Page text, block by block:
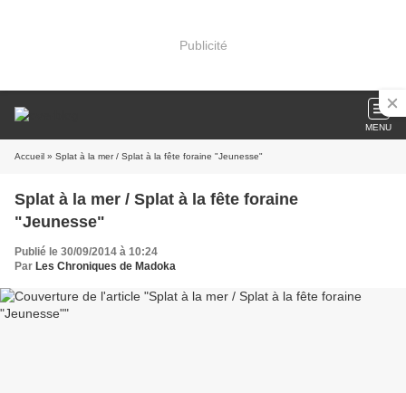
Publicité
MENU
Accueil » Splat à la mer / Splat à la fête foraine "Jeunesse"
Splat à la mer / Splat à la fête foraine
"Jeunesse"
Publié le 30/09/2014 à 10:24
Par Les Chroniques de Madoka